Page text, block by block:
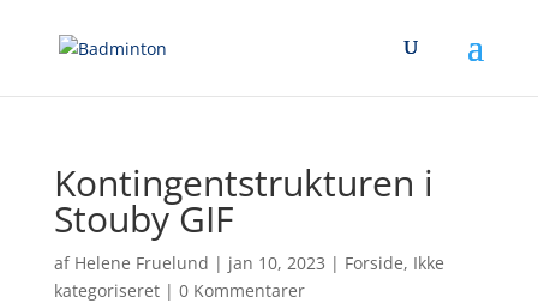
Kontingentstrukturen i
Stouby GIF
af Helene Fruelund | jan 10, 2023 | Forside, Ikke
kategoriseret| 0 Kommentarer